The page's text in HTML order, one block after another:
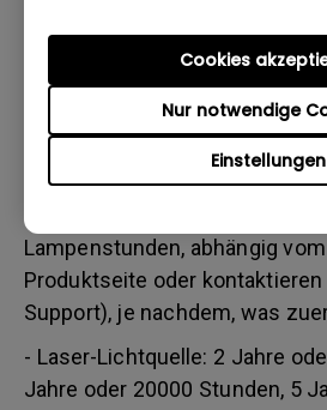
Einstellungen
Nur notwendige
Cookies
Die Garantie für Lampen (hier
bezeichnet) richtet sich nach
Leuchtmitteltyp und ist
- Lampenlichtquelle (UHP): 1
Lampenstunden, abhängig
Produktseite oder kontaktieren
Support), je nachdem, was
- Laser-Lichtquelle: 2 Jahre
Jahre oder 20000 Stunden, 5